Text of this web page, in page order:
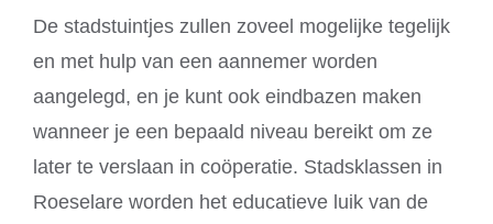
De stadstuintjes zullen zoveel mogelijke tegelijk
en met hulp van een aannemer worden
aangelegd, en je kunt ook eindbazen maken
wanneer je een bepaald niveau bereikt om ze
later te verslaan in coöperatie. Stadsklassen in
Roeselare worden het educatieve luik van de